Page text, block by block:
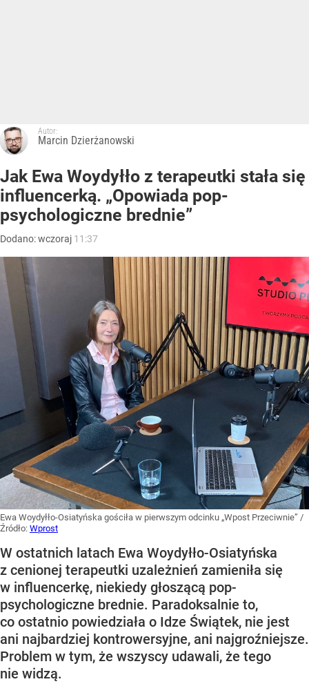
Autor:
Marcin Dzierżanowski
Jak Ewa Woydyłło z terapeutki stała się
influencerką. „Opowiada pop-
psychologiczne brednie”
Dodano:wczoraj 11:37
Ewa Woydyłło-Osiatyńska gościła w pierwszym odcinku „Wpost Przeciwnie” /
Źródło: Wprost
W ostatnich latach Ewa Woydyłło-Osiatyńska
z cenionej terapeutki uzależnień zamieniła się
w influencerkę, niekiedy głoszącą pop-
psychologiczne brednie. Paradoksalnie to,
co ostatnio powiedziała o Idze Świątek, nie jest
ani najbardziej kontrowersyjne, ani najgroźniejsze.
Problem w tym, że wszyscy udawali, że tego
nie widzą.